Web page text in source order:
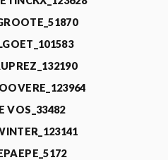
VOS_33482